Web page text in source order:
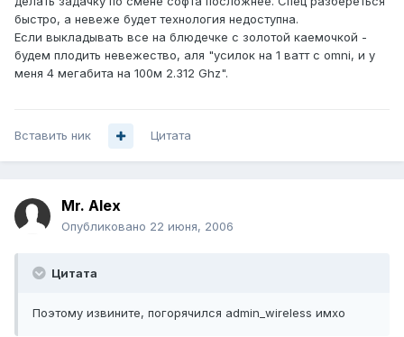
быстро, а невеже будет технология недоступна.
Если выкладывать все на блюдечке с золотой каемочкой -
будем плодить невежество, аля "усилок на 1 ватт с omni, и у
меня 4 мегабита на 100м 2.312 Ghz".
Вставить ник Цитата
Mr. Alex
Опубликовано 22 июня, 2006
Цитата
Поэтому извините, погорячился admin_wireless имхо